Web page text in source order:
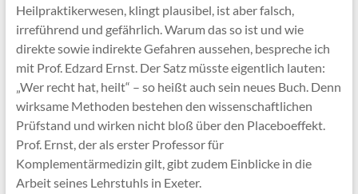
Heilpraktikerwesen, klingt plausibel, ist aber falsch,
irreführend und gefährlich. Warum das so ist und wie
direkte sowie indirekte Gefahren aussehen, bespreche ich
mit Prof. Edzard Ernst. Der Satz müsste eigentlich lauten:
„Wer recht hat, heilt“ – so heißt auch sein neues Buch. Denn
wirksame Methoden bestehen den wissenschaftlichen
Prüfstand und wirken nicht bloß über den Placeboeffekt.
Prof. Ernst, der als erster Professor für
Komplementärmedizin gilt, gibt zudem Einblicke in die
Arbeit seines Lehrstuhls in Exeter.